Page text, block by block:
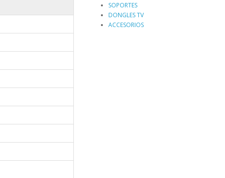
SOPORTES
DONGLES TV
ACCESORIOS